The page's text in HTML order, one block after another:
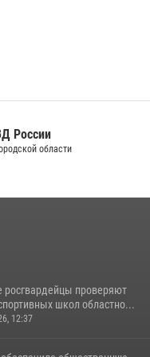
России
области
росгвардейцы проверяют
школ областно...
12:37